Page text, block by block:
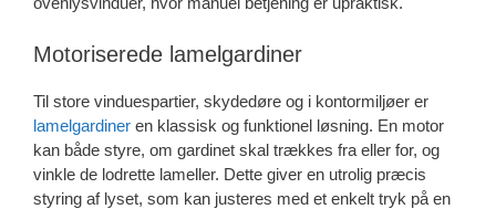
Motoriserede lamelgardiner
Til store vinduespartier, skydedøre og i kontormiljøer er
lamelgardiner en klassisk og funktionel løsning. En motor
kan både styre, om gardinet skal trækkes fra eller for, og
vinkle de lodrette lameller. Dette giver en utrolig præcis
styring af lyset, som kan justeres med et enkelt tryk på en